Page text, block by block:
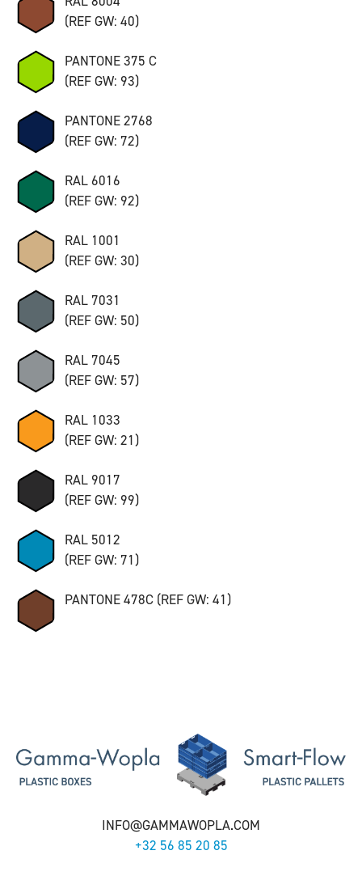
(REF GW: 40)
PANTONE 375 C
(REF GW: 93)
PANTONE 2768
(REF GW: 72)
RAL 6016
(REF GW: 92)
RAL 1001
(REF GW: 30)
RAL 7031
(REF GW: 50)
RAL 7045
(REF GW: 57)
RAL 1033
(REF GW: 21)
RAL 9017
(REF GW: 99)
RAL 5012
(REF GW: 71)
PANTONE 478C (REF GW: 41)
INFO@GAMMAWOPLA.COM
+32 56 85 20 85